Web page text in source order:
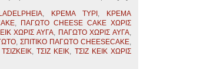
, ΚΡΕΜΑ ΤΥΡΙ ,
ΚΡΕΜΑ
,
ΠΑΓΩΤΟ CHEESE CAKE ΧΩΡΙΣ
ΧΩΡΙΣ ΑΥΓΑ, ΠΑΓΩΤΟ ΧΩΡΙΣ ΑΥΓΑ,
,ΣΠΙΤΙΚΟ ΠΑΓΩΤΟ CHEESECAKE,
,ΤΣΙΖ ΚΕΙΚ, ΤΣΙΖ ΚΕΙΚ ΧΩΡΙΣ